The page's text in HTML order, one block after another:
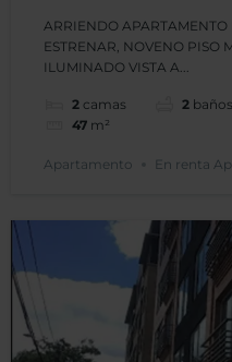
Apartamento
Conjunto
Residencial DC
HOME
ARRIENDO APARTAMENTO
ESTRENAR, NOVENO PISO
ILUMINADO VISTA A...
2 camas 2 baños
47 m²
Apartamento En renta